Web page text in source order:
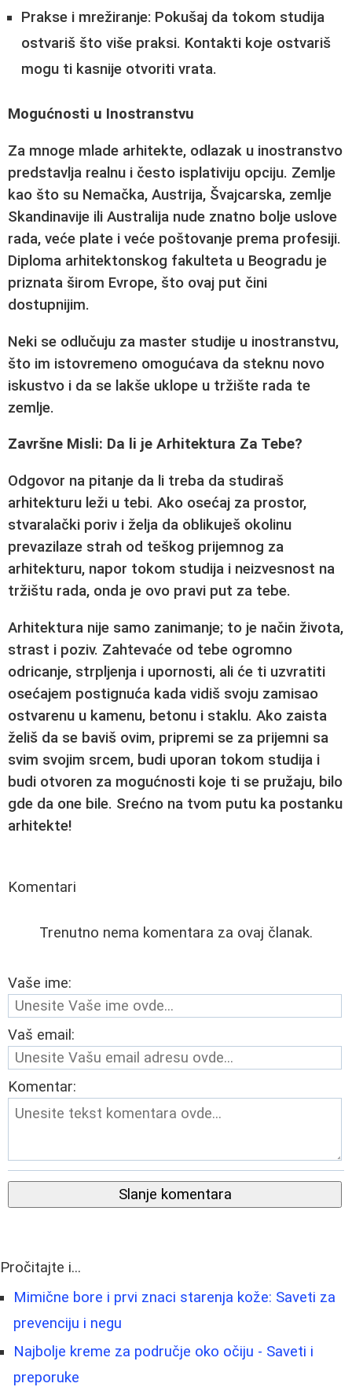
Prakse i mrežiranje: Pokušaj da tokom studija
ostvariš što više praksi. Kontakti koje ostvariš
mogu ti kasnije otvoriti vrata.
Mogućnosti u Inostranstvu
Za mnoge mlade arhitekte, odlazak u inostranstvo
predstavlja realnu i često isplativiju opciju. Zemlje
kao što su Nemačka, Austrija, Švajcarska, zemlje
Skandinavije ili Australija nude znatno bolje uslove
rada, veće plate i veće poštovanje prema profesiji.
Diploma arhitektonskog fakulteta u Beogradu je
priznata širom Evrope, što ovaj put čini
dostupnijim.
Neki se odlučuju za master studije u inostranstvu,
što im istovremeno omogućava da steknu novo
iskustvo i da se lakše uklope u tržište rada te
zemlje.
Završne Misli: Da li je Arhitektura Za Tebe?
Odgovor na pitanje da li treba da studiraš
arhitekturu leži u tebi. Ako osećaj za prostor,
stvaralački poriv i želja da oblikuješ okolinu
prevazilaze strah od teškog prijemnog za
arhitekturu, napor tokom studija i neizvesnost na
tržištu rada, onda je ovo pravi put za tebe.
Arhitektura nije samo zanimanje; to je način života,
strast i poziv. Zahtevaće od tebe ogromno
odricanje, strpljenja i upornosti, ali će ti uzvratiti
osećajem postignuća kada vidiš svoju zamisao
ostvarenu u kamenu, betonu i staklu. Ako zaista
želiš da se baviš ovim, pripremi se za prijemni sa
svim svojim srcem, budi uporan tokom studija i
budi otvoren za mogućnosti koje ti se pružaju, bilo
gde da one bile. Srećno na tvom putu ka postanku
arhitekte!
Komentari
Trenutno nema komentara za ovaj članak.
Vaše ime:
Vaš email:
Komentar:
Slanje komentara
Pročitajte i...
Mimične bore i prvi znaci starenja kože: Saveti za
prevenciju i negu
Najbolje kreme za područje oko očiju - Saveti i
preporuke